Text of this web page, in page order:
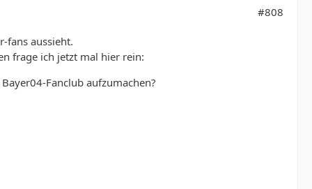
#808
fans aussieht.
frage ich jetzt mal hier rein:
Fanclub aufzumachen?